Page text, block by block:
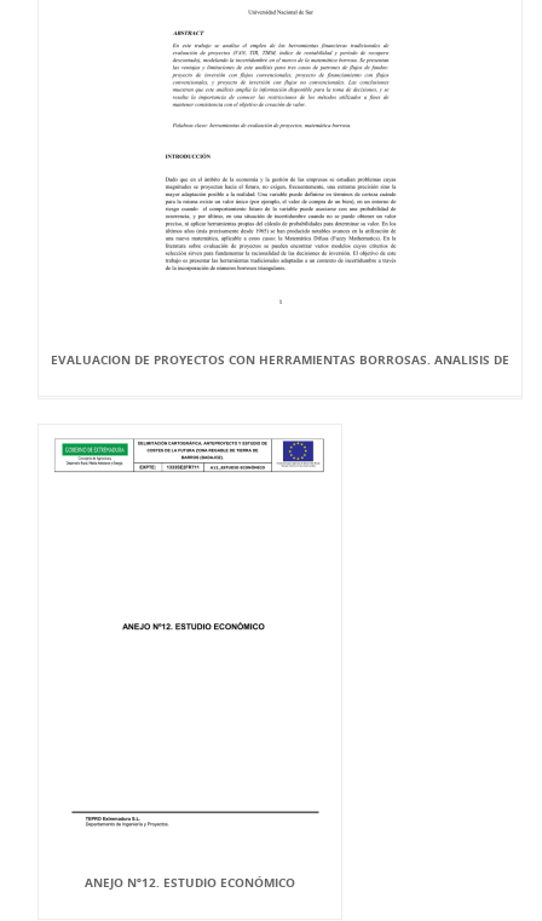
EVALUACION DE PROYECTOS CON HERRAMIENTAS BORROSAS. ANALISIS DE
ANEJO Nº12. ESTUDIO ECONÓMICO